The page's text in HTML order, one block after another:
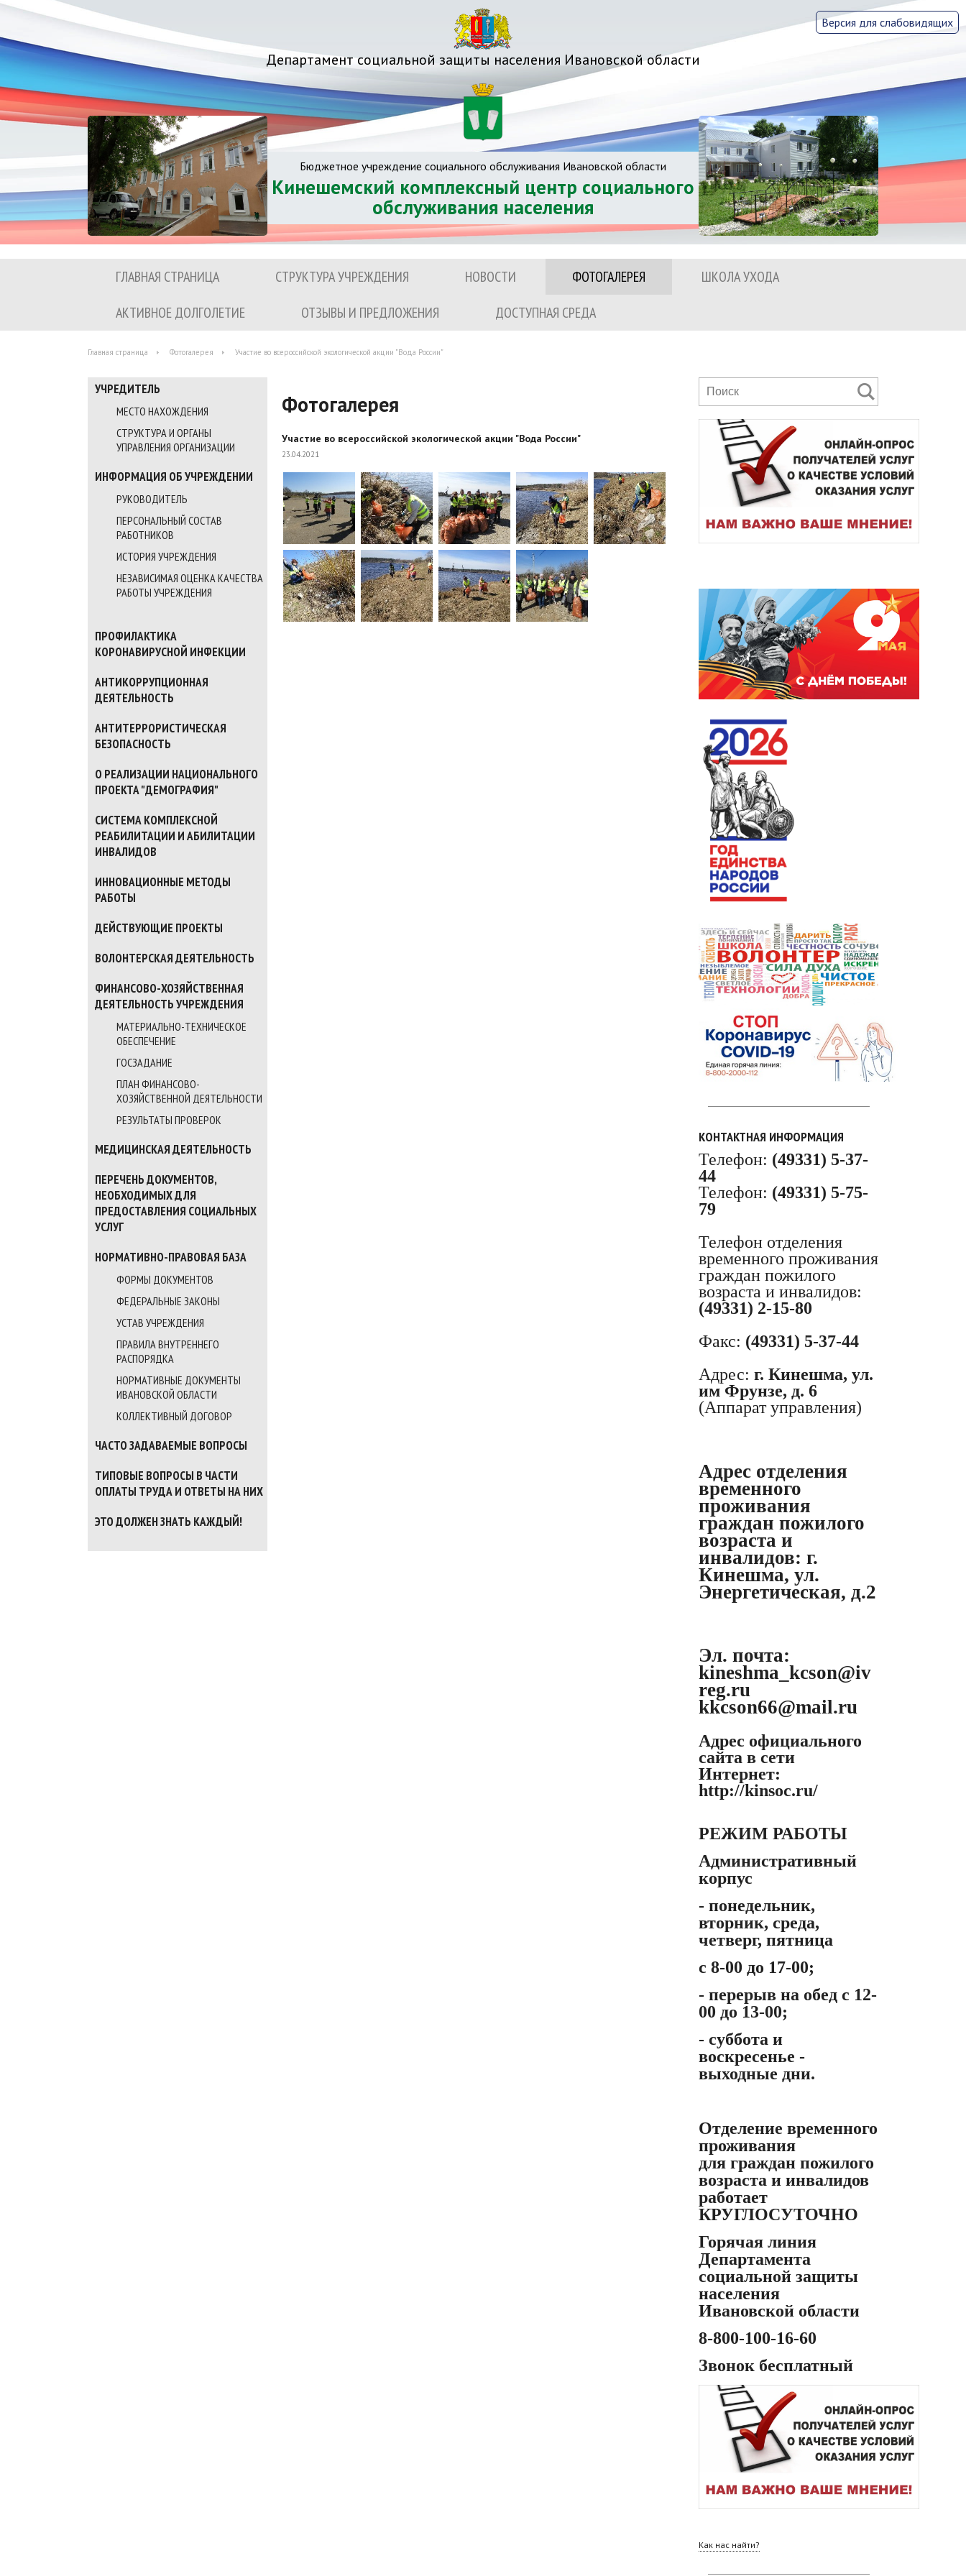
Версия для слабовидящих
Департамент социальной защиты населения Ивановской области
Бюджетное учреждение социального обслуживания Ивановской области
Кинешемский комплексный центр социального
обслуживания населения
ГЛАВНАЯ СТРАНИЦА СТРУКТУРА УЧРЕЖДЕНИЯ НОВОСТИ ФОТОГАЛЕРЕЯ
ШКОЛА УХОДА
АКТИВНОЕ ДОЛГОЛЕТИЕ
ОТЗЫВЫ И ПРЕДЛОЖЕНИЯ ДОСТУПНАЯ СРЕДА
Главная страница Фотогалерея Участие во всероссийской экологической акции "Вода России"
УЧРЕДИТЕЛЬ
МЕСТО НАХОЖДЕНИЯ
СТРУКТУРА И ОРГАНЫ
УПРАВЛЕНИЯ ОРГАНИЗАЦИИ
ИНФОРМАЦИЯ ОБ УЧРЕЖДЕНИИ
РУКОВОДИТЕЛЬ
ПЕРСОНАЛЬНЫЙ СОСТАВ
РАБОТНИКОВ
ИСТОРИЯ УЧРЕЖДЕНИЯ
НЕЗАВИСИМАЯ ОЦЕНКА КАЧЕСТВА
РАБОТЫ УЧРЕЖДЕНИЯ
ПРОФИЛАКТИКА
КОРОНАВИРУСНОЙ ИНФЕКЦИИ
АНТИКОРРУПЦИОННАЯ
ДЕЯТЕЛЬНОСТЬ
АНТИТЕРРОРИСТИЧЕСКАЯ
БЕЗОПАСНОСТЬ
О РЕАЛИЗАЦИИ НАЦИОНАЛЬНОГО
ПРОЕКТА "ДЕМОГРАФИЯ"
СИСТЕМА КОМПЛЕКСНОЙ
РЕАБИЛИТАЦИИ И АБИЛИТАЦИИ
ИНВАЛИДОВ
ИННОВАЦИОННЫЕ МЕТОДЫ
РАБОТЫ
ДЕЙСТВУЮЩИЕ ПРОЕКТЫ
ВОЛОНТЕРСКАЯ ДЕЯТЕЛЬНОСТЬ
ФИНАНСОВО-ХОЗЯЙСТВЕННАЯ
ДЕЯТЕЛЬНОСТЬ УЧРЕЖДЕНИЯ
МАТЕРИАЛЬНО-ТЕХНИЧЕСКОЕ
ОБЕСПЕЧЕНИЕ
ГОСЗАДАНИЕ
ПЛАН ФИНАНСОВО-
ХОЗЯЙСТВЕННОЙ ДЕЯТЕЛЬНОСТИ
РЕЗУЛЬТАТЫ ПРОВЕРОК
МЕДИЦИНСКАЯ ДЕЯТЕЛЬНОСТЬ
ПЕРЕЧЕНЬ ДОКУМЕНТОВ,
НЕОБХОДИМЫХ ДЛЯ
ПРЕДОСТАВЛЕНИЯ СОЦИАЛЬНЫХ
УСЛУГ
НОРМАТИВНО-ПРАВОВАЯ БАЗА
ФОРМЫ ДОКУМЕНТОВ
ФЕДЕРАЛЬНЫЕ ЗАКОНЫ
УСТАВ УЧРЕЖДЕНИЯ
ПРАВИЛА ВНУТРЕННЕГО
РАСПОРЯДКА
НОРМАТИВНЫЕ ДОКУМЕНТЫ
ИВАНОВСКОЙ ОБЛАСТИ
КОЛЛЕКТИВНЫЙ ДОГОВОР
ЧАСТО ЗАДАВАЕМЫЕ ВОПРОСЫ
ТИПОВЫЕ ВОПРОСЫ В ЧАСТИ
ОПЛАТЫ ТРУДА И ОТВЕТЫ НА НИХ
ЭТО ДОЛЖЕН ЗНАТЬ КАЖДЫЙ!
Фотогалерея
Участие во всероссийской экологической акции "Вода России"
23.04.2021
КОНТАКТНАЯ ИНФОРМАЦИЯ
Телефон: (49331) 5-37-
44
Телефон: (49331) 5-75-
79
Телефон отделения
временного проживания
граждан пожилого
возраста и инвалидов:
(49331) 2-15-80
Факс: (49331) 5-37-44
Адрес: г. Кинешма, ул.
им Фрунзе, д. 6
(Аппарат управления)
Адрес отделения
временного
проживания
граждан пожилого
возраста и
инвалидов: г.
Кинешма, ул.
Энергетическая, д.2
Эл. почта:
kineshma_kcson@iv
reg.ru
kkcson66@mail.ru
Адрес официального
сайта в сети
Интернет:
http://kinsoc.ru/
РЕЖИМ РАБОТЫ
Административный
корпус
- понедельник,
вторник, среда,
четверг, пятница
с 8-00 до 17-00;
- перерыв на обед с 12-
00 до 13-00;
- суббота и
воскресенье -
выходные дни.
Отделение временного
проживания
для граждан пожилого
возраста и инвалидов
работает
КРУГЛОСУТОЧНО
Горячая линия
Департамента
социальной защиты
населения
Ивановской области
8-800-100-16-60
Звонок бесплатный
Как нас найти?